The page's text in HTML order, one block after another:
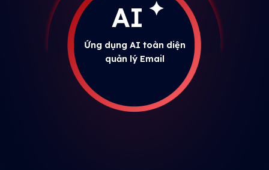
AI
Ứng dụng AI toàn diện
quản lý Email